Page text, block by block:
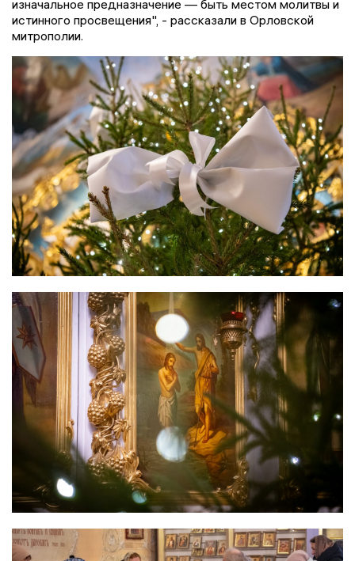
изначальное предназначение — быть местом молитвы и
истинного просвещения", - рассказали в Орловской
митрополии.